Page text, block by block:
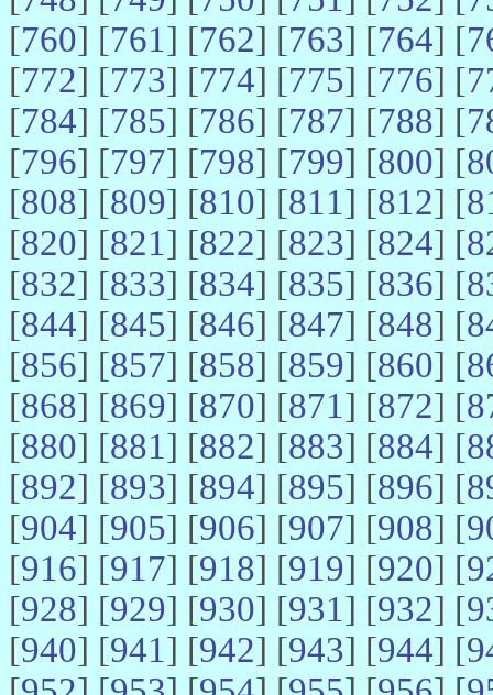
[760] [761] [762] [763] [764] [
[772] [773] [774] [775] [776] [
[784] [785] [786] [787] [788] [
[796] [797] [798] [799] [800] [
[808] [809] [810] [811] [812] [
[820] [821] [822] [823] [824] [
[832] [833] [834] [835] [836] [
[844] [845] [846] [847] [848] [
[856] [857] [858] [859] [860] [
[868] [869] [870] [871] [872] [
[880] [881] [882] [883] [884] [
[892] [893] [894] [895] [896] [
[904] [905] [906] [907] [908] [
[916] [917] [918] [919] [920] [
[928] [929] [930] [931] [932] [
[940] [941] [942] [943] [944] [